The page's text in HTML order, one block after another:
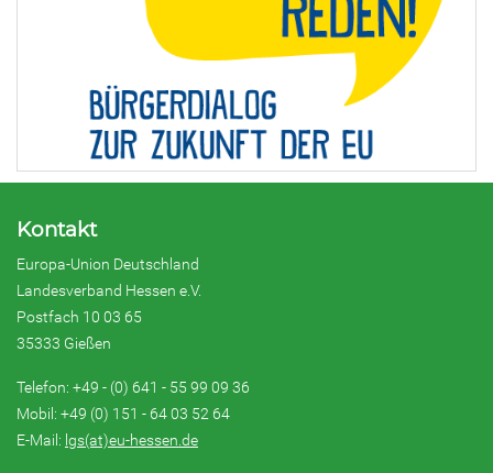
Kontakt
Europa-Union Deutschland
Landesverband Hessen e.V.
Postfach 10 03 65
35333 Gießen
Telefon: +49 - (0) 641 - 55 99 09 36
Mobil: +49 (0) 151 - 64 03 52 64
E-Mail: lgs(at)eu-hessen.de